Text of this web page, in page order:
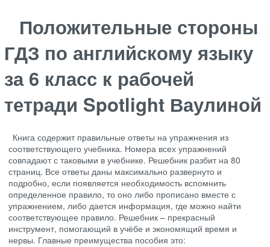
Положительные стороны
ГДЗ по английскому языку
за 6 класс к рабочей
тетради Spotlight Ваулиной
Книга содержит правильные ответы на упражнения из
соответствующего учебника. Номера всех упражнений
совпадают с таковыми в учебнике. Решебник разбит на 80
страниц. Все ответы даны максимально развернуто и
подробно, если появляется необходимость вспомнить
определенное правило, то оно либо прописано вместе с
упражнением, либо дается информация, где можно найти
соответствующее правило. Решебник – прекрасный
инструмент, помогающий в учёбе и экономящий время и
нервы. Главные преимущества пособия это: